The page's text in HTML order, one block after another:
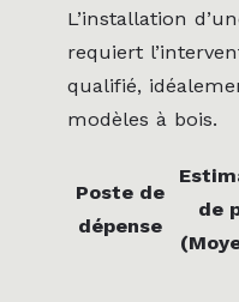
L’installation
requiert
qualifié,
modèles à bois.
Poste de
dépense
de